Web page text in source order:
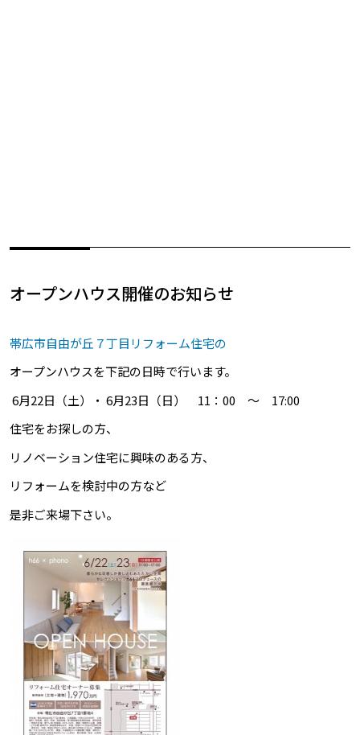
オープンハウス開催のお知らせ
帯広市自由が丘７丁目リフォーム住宅の
オープンハウスを下記の日時で行います。
6月22日（土）・ 6月23日（日） 11：00 ～ 17:00
住宅をお探しの方、
リノベーション住宅に興味のある方、
リフォームを検討中の方など
是非ご来場下さい。